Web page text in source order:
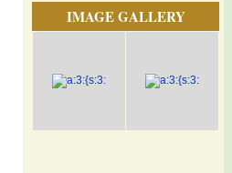
IMAGE GALLERY